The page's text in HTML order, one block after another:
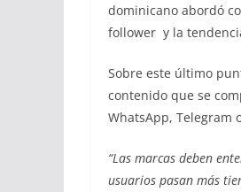
dominicano abordó
follower y la
Sobre este último
contenido que se
WhatsApp, Telegram
“Las marcas deben
usuarios pasan más